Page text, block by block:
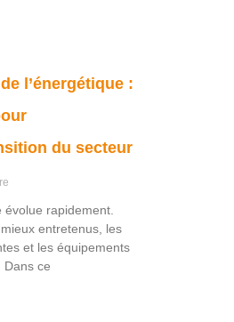
l’énergétique :
du secteur
évolue rapidement.
entretenus, les
et les équipements
Dans ce